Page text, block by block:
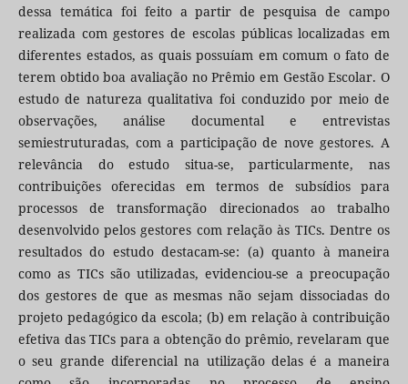
dessa temática foi feito a partir de pesquisa de campo
realizada com gestores de escolas públicas localizadas em
diferentes estados, as quais possuíam em comum o fato de
terem obtido boa avaliação no Prêmio em Gestão Escolar. O
estudo de natureza qualitativa foi conduzido por meio de
observações, análise documental e entrevistas
semiestruturadas, com a participação de nove gestores. A
relevância do estudo situa-se, particularmente, nas
contribuições oferecidas em termos de subsídios para
processos de transformação direcionados ao trabalho
desenvolvido pelos gestores com relação às TICs. Dentre os
resultados do estudo destacam-se: (a) quanto à maneira
como as TICs são utilizadas, evidenciou-se a preocupação
dos gestores de que as mesmas não sejam dissociadas do
projeto pedagógico da escola; (b) em relação à contribuição
efetiva das TICs para a obtenção do prêmio, revelaram que
o seu grande diferencial na utilização delas é a maneira